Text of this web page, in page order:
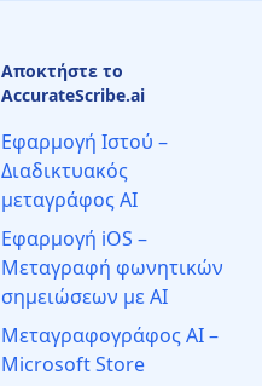
Αποκτήστε το
AccurateScribe.ai
Εφαρμογή Ιστού –
Διαδικτυακός
μεταγράφος AI
Εφαρμογή iOS –
Μεταγραφή φωνητικών
σημειώσεων με AI
Μεταγραφογράφος AI –
Microsoft Store